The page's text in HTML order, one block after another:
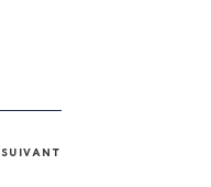
SUIVANT